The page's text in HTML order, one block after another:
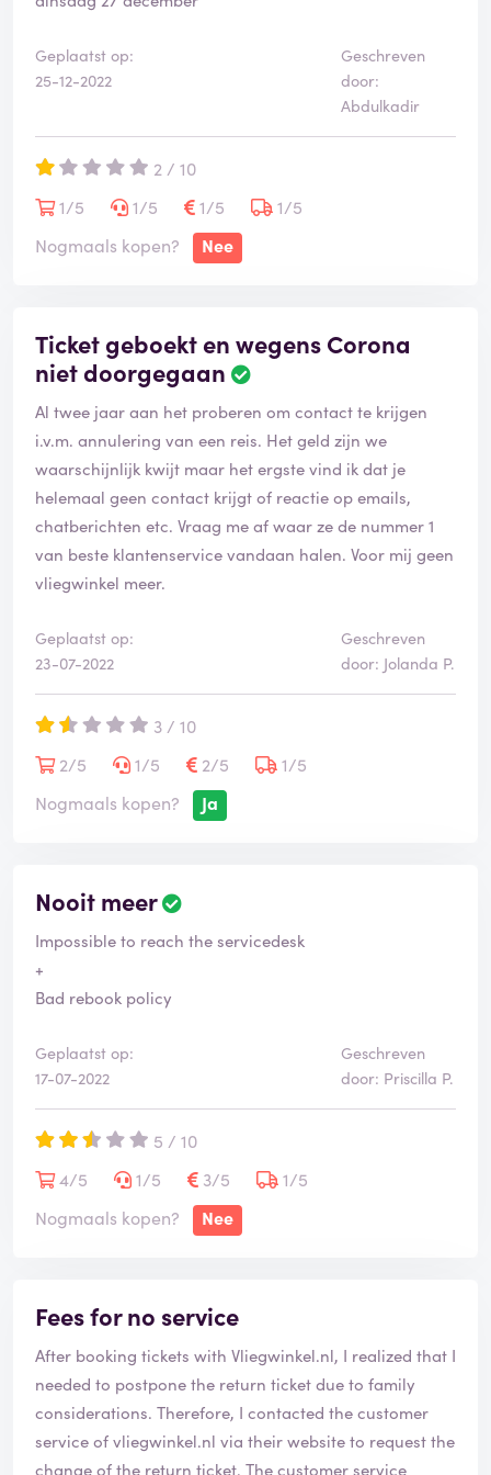
reis agent' - maar dat is VW niet dus achteraf zijn geen
aanpassingen meer mogelijk. 4) bereikbaarheid van
VW is slecht, de chatbot kan alleen standaard
gesprekken aan, per email reageert VW met standaard
antwoord teksten (in het engels!!) waar je weinig aan
hebt. Telefonisch zijn ze niet benaderbaar. Het tel nr
negatieve energie veroorzaakt door VW . Alleen door
het inschakelen van een advocaat is dit uiteindelijk
Geplaatst op:
25-12-2022
Geschreven
door:
Abdulkadir
2 / 10
1/5
1/5 1/5
1/5
Nogmaals kopen?
Nee
Ticket geboekt en wegens Corona
niet doorgegaan
Al twee jaar aan het proberen om contact te krijgen
i.v.m. annulering van een reis. Het geld zijn we
waarschijnlijk kwijt maar het ergste vind ik dat je
helemaal geen contact krijgt of reactie op emails,
chatberichten etc. Vraag me af waar ze de nummer 1
van beste klantenservice vandaan halen. Voor mij geen
vliegwinkel meer.
Geplaatst op:
23-07-2022
Geschreven
door: Jolanda P.
3 / 10
2/5
1/5 2/5
1/5
Nogmaals kopen?
Ja
Nooit meer
Impossible to reach the servicedesk
+
Bad rebook policy
Geplaatst op:
17-07-2022
Geschreven
door: Priscilla P.
5 / 10
4/5
1/5 3/5
1/5
Nogmaals kopen?
Nee
Fees for no service
After booking tickets with Vliegwinkel.nl, I realized that I
needed to postpone the return ticket due to family
considerations. Therefore, I contacted the customer
service of vliegwinkel.nl via their website to request the
change of the return ticket. The customer service